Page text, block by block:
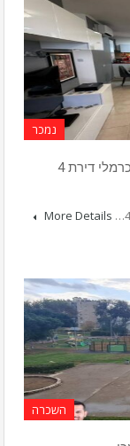
נמכר
בבלעדיות! למכירה בכרמיאל ברחוב חטיבת כרמלי דירת 4
More Details
השכרה